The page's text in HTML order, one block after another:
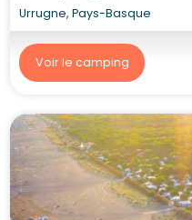
Urrugne, Pays-Basque
Voir le camping